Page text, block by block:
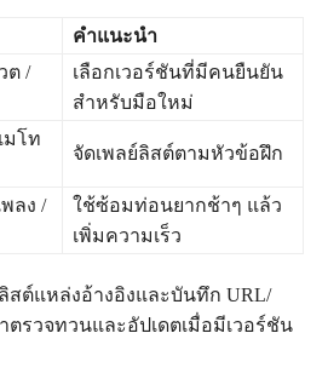
คำแนะนำ
ต /
เลือกเวอร์ชันที่มีคนยืนยัน
สำหรับมือใหม่
มโท
จัดเพลย์ลิสต์ตามหัวข้อฝึก
ลง /
ใช้ซ้อมท่อนยากช้าๆ แล้ว
เพิ่มความเร็ว
สต์แหล่งอ้างอิงและบันทึก URL/
ตรวจทวนและอัปเดตเมื่อมีเวอร์ชัน